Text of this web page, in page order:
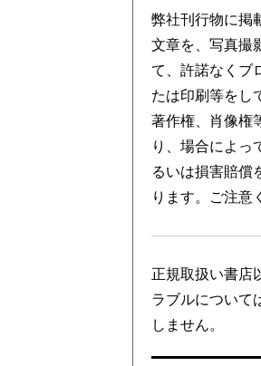
弊社刊行物に掲
文章を、写真撮
て、許諾なくブ
たは印刷等をし
著作権、肖像権
り、場合によっ
るいは損害賠償
ります。ご注意
正規取扱い書店
ラブルについて
しません。